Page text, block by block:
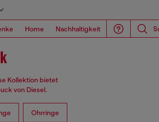
Home Nachhaltigkeit
Kollektion bietet
von Diesel.
Ohrringe